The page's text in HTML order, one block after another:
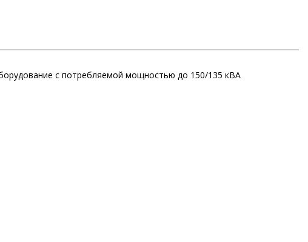
с потребляемой мощностью до 150/135 кВА